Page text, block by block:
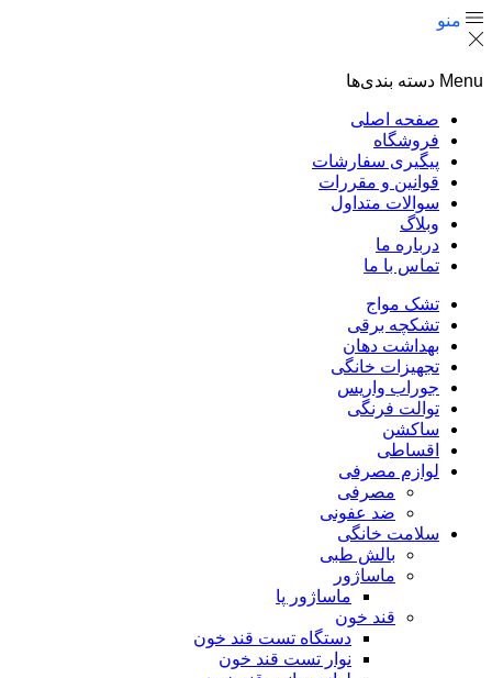
منو
Menu دسته بندی‌ها
صفحه اصلی
فروشگاه
پیگیری سفارشات
قوانین و مقررات
سوالات متداول
وبلاگ
درباره ما
تماس با ما
تشک مواج
تشکچه برقی
بهداشت دهان
تجهیزات خانگی
جوراب واریس
توالت فرنگی
ساکشن
اقساطی
لوازم مصرفی
مصرفی
ضد عفونی
سلامت خانگی
بالش طبی
ماساژور
ماساژور پا
قند خون
دستگاه تست قند خون
نوار تست قند خون